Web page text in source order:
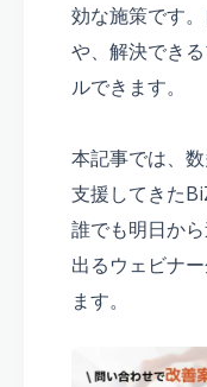
効な施策です
や、解決でき
ルできます。
本記事では、
支援してきた
誰でも明日か
出るウェビナ
ます。